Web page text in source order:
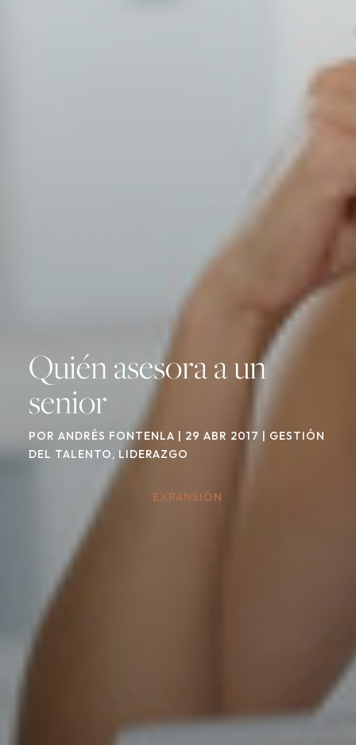
Quién asesora a un
senior
POR ANDRÉS FONTENLA 29 ABR 2017
GESTIÓN
DEL TALENTO, LIDERAZGO
EXPANSIÓN